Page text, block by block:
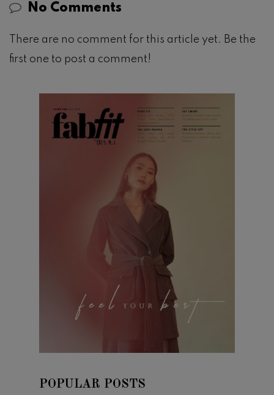
No Comments
There are no comment for this article yet. Be the
first one to post a comment!
POPULAR POSTS